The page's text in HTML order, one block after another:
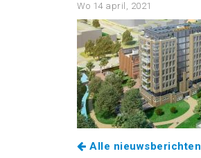
Wo 14 april, 2021
Alle nieuwsberichten